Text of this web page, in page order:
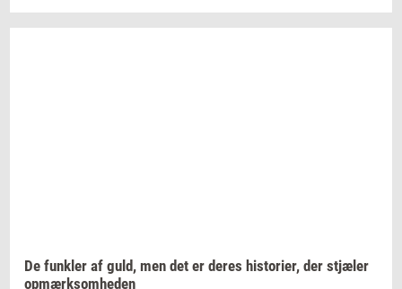
De funk­ler af guld, men det er deres hi­sto­ri­er, der stjæ­ler
op­mærk­som­he­den